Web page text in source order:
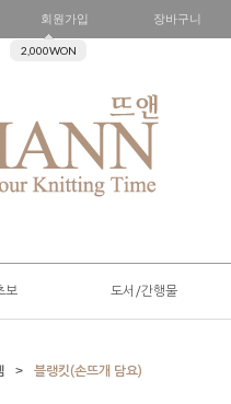
회원가입
2,000WON
장바구니
보 도서/간행물
> 블랭킷(손뜨개 담요)